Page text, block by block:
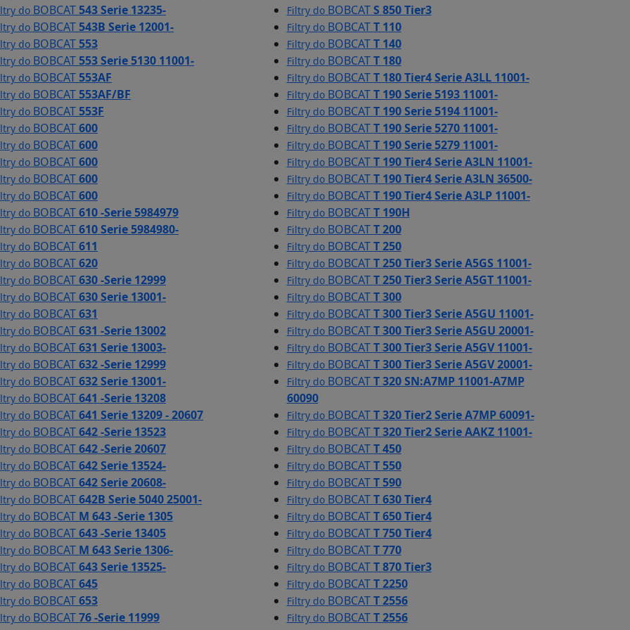
do BOBCAT543 Serie 13235-
do BOBCAT543B Serie 12001-
do BOBCAT553
do BOBCAT553 Serie 5130 11001-
do BOBCAT553AF
do BOBCAT553AF/BF
do BOBCAT553F
do BOBCAT600
do BOBCAT600
do BOBCAT600
do BOBCAT600
do BOBCAT600
do BOBCAT610 -Serie 5984979
do BOBCAT610 Serie 5984980-
do BOBCAT611
do BOBCAT620
do BOBCAT630 -Serie 12999
do BOBCAT630 Serie 13001-
do BOBCAT631
do BOBCAT631 -Serie 13002
do BOBCAT631 Serie 13003-
do BOBCAT632 -Serie 12999
do BOBCAT632 Serie 13001-
do BOBCAT641 -Serie 13208
do BOBCAT641 Serie 13209 - 20607
do BOBCAT642 -Serie 13523
do BOBCAT642 -Serie 20607
do BOBCAT642 Serie 13524-
do BOBCAT642 Serie 20608-
do BOBCAT642B Serie 5040 25001-
do BOBCAT M 643 -Serie 1305
do BOBCAT643 -Serie 13405
do BOBCAT M 643 Serie 1306-
do BOBCAT643 Serie 13525-
do BOBCAT645
do BOBCAT653
do BOBCAT76 -Serie 11999
Filtry doBOBCATS 850 Tier3
Filtry doBOBCATT 110
Filtry doBOBCATT 140
Filtry doBOBCATT 180
Filtry doBOBCATT 180 Tier4 Serie A3LL 11001-
Filtry doBOBCATT 190 Serie 5193 11001-
Filtry doBOBCATT 190 Serie 5194 11001-
Filtry doBOBCATT 190 Serie 5270 11001-
Filtry doBOBCATT 190 Serie 5279 11001-
Filtry doBOBCATT 190 Tier4 Serie A3LN 11001-
Filtry doBOBCATT 190 Tier4 Serie A3LN 36500-
Filtry doBOBCATT 190 Tier4 Serie A3LP 11001-
Filtry doBOBCATT 190H
Filtry doBOBCATT 200
Filtry doBOBCATT 250
Filtry doBOBCATT 250 Tier3 Serie A5GS 11001-
Filtry doBOBCATT 250 Tier3 Serie A5GT 11001-
Filtry doBOBCATT 300
Filtry doBOBCATT 300 Tier3 Serie A5GU 11001-
Filtry doBOBCATT 300 Tier3 Serie A5GU 20001-
Filtry doBOBCATT 300 Tier3 Serie A5GV 11001-
Filtry doBOBCATT 300 Tier3 Serie A5GV 20001-
Filtry doBOBCATT 320 SN:A7MP 11001-A7MP
60090
Filtry doBOBCATT 320 Tier2 Serie A7MP 60091-
Filtry doBOBCATT 320 Tier2 Serie AAKZ 11001-
Filtry doBOBCATT 450
Filtry doBOBCATT 550
Filtry doBOBCATT 590
Filtry doBOBCATT 630 Tier4
Filtry doBOBCATT 650 Tier4
Filtry doBOBCATT 750 Tier4
Filtry doBOBCATT 770
Filtry doBOBCATT 870 Tier3
Filtry doBOBCATT 2250
Filtry doBOBCATT 2556
Filtry doBOBCATT 2556